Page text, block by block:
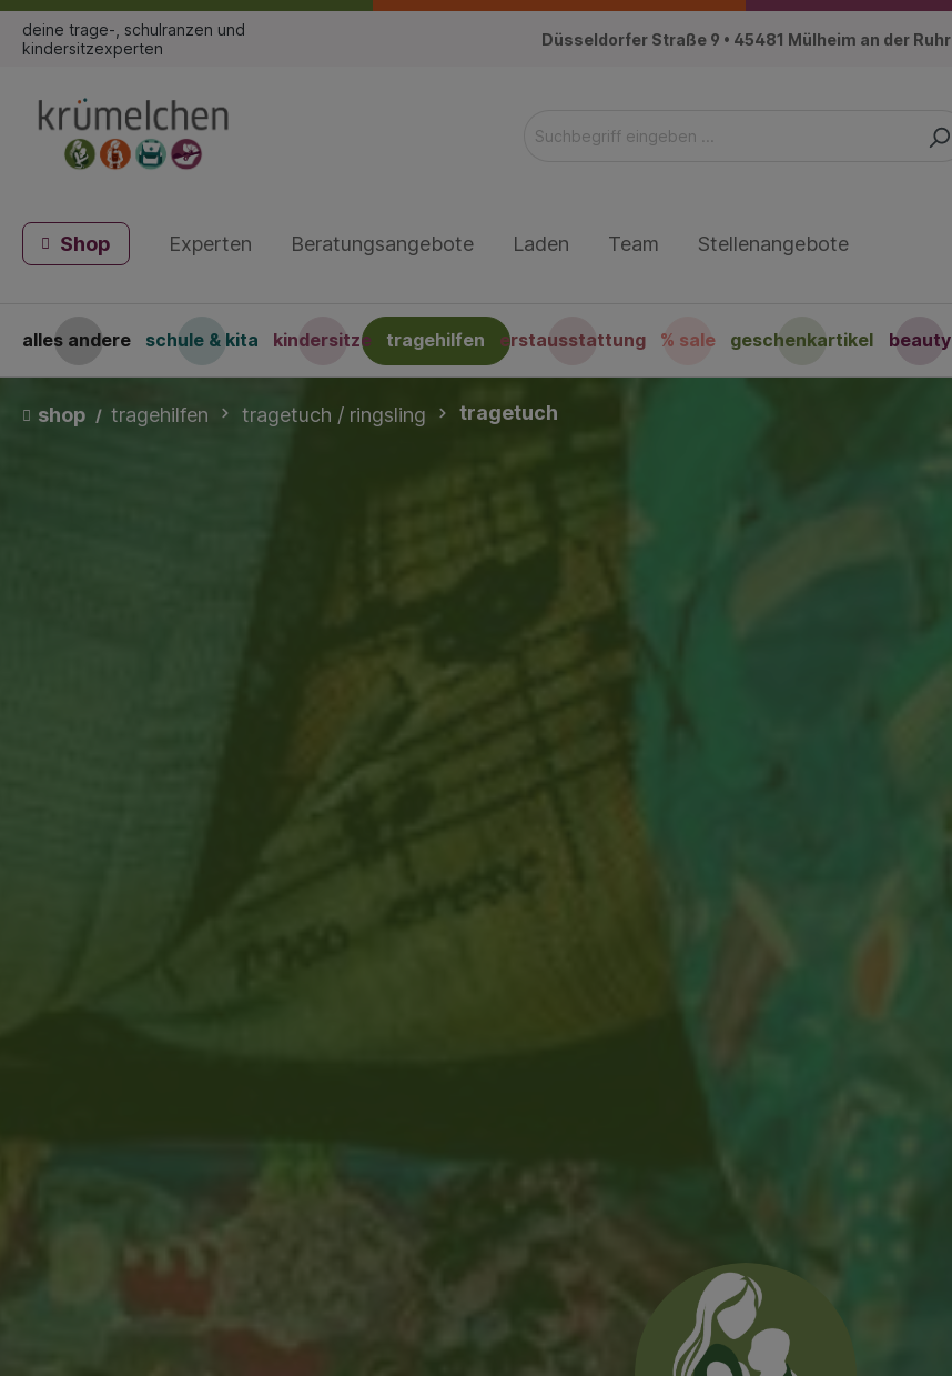
deine trage-, schulranzen und
kindersitzexperten
Düsseldorfer Straße 9 • 45481 Mülheim an der Ruhr
Shop Experten Beratungsangebote Laden Team Stellenangebote
alles andere schule & kita kindersitze tragehilfen erstausstattung % sale geschenkartikel beauty
shop tragehilfen tragetuch / ringsling tragetuch